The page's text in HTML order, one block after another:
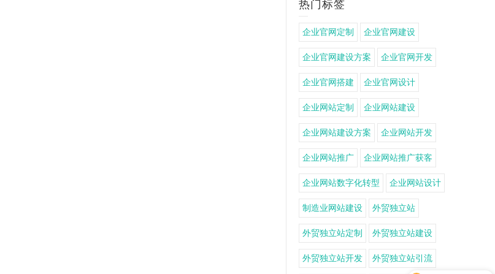
热门标签
企业官网定制 企业官网建设
企业官网建设方案 企业官网开发
企业官网搭建 企业官网设计
企业网站定制 企业网站建设
企业网站建设方案 企业网站开发
企业网站推广 企业网站推广获客
企业网站数字化转型 企业网站设计
制造业网站建设 外贸独立站
外贸独立站定制 外贸独立站建设
外贸独立站开发 外贸独立站引流